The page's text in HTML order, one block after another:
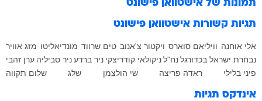
תמונות של אישטוואן פישונט
תגיות קשורות אישטוואן פישונט
אלי אוחנה וויליאם סוארס ויקטור צ'אנוב טים שרווד מונדיאליטו מזג אוויר
נבחרת ישראל בכדורגלנח"לניקולאי קודריצקי ניר ברדעניר סביליה ערן זהבי
פיני בלילי
ראדה פריצה שי הולצמן שלג שלום תקווה
אינדקס תגיות